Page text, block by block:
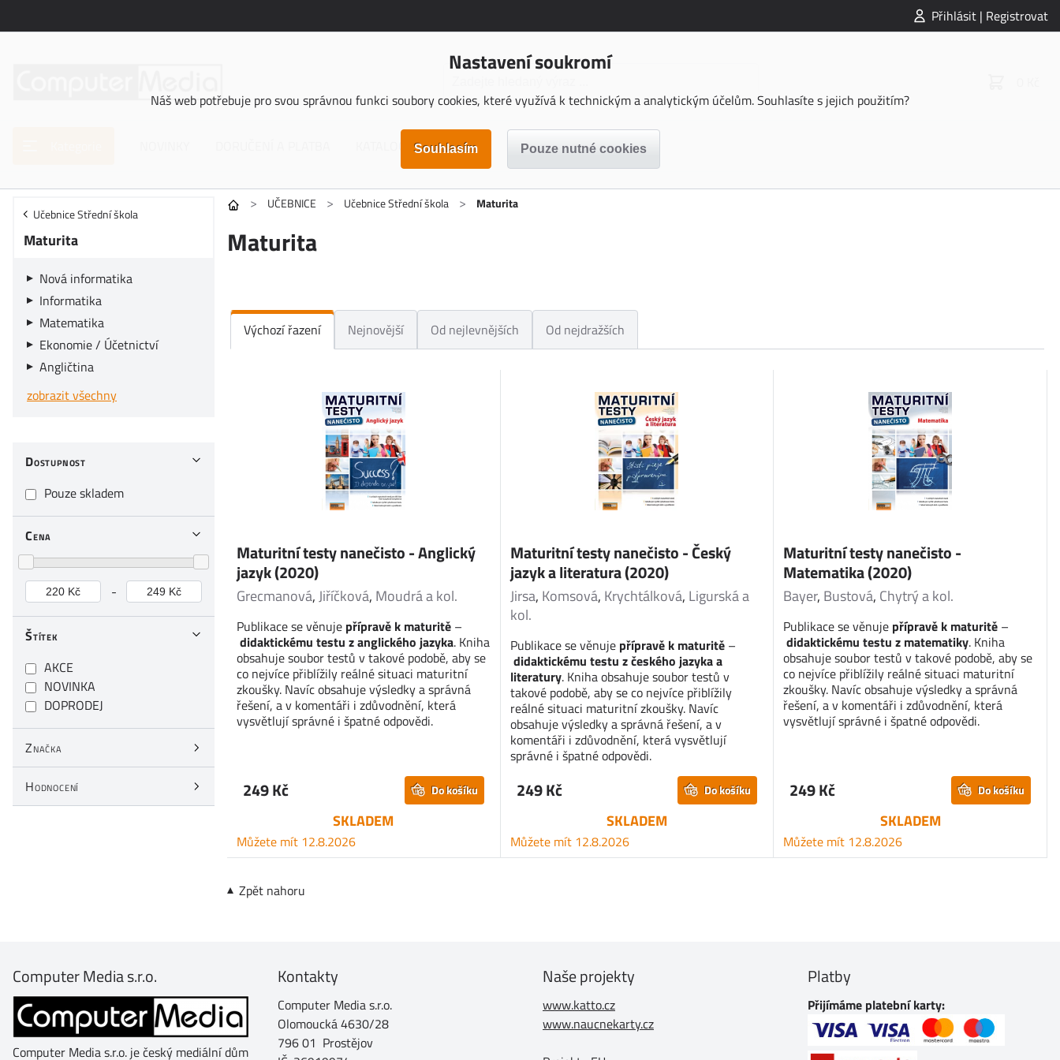
Přihlásit | Registrovat
Nastavení soukromí
Náš web potřebuje pro svou správnou funkci soubory cookies, které využívá k technickým a analytickým účelům. Souhlasíte s jejich použitím?
KATALOGY KE STAŽENÍ
> UČEBNICE > Učebnice Střední škola > Maturita
Učebnice Střední škola
Maturita
Nová informatika
Informatika
Matematika
Ekonomie / Účetnictví
Angličtina
zobrazit všechny
Dostupnost
Pouze skladem
Cena
-
Štítek
AKCE
NOVINKA
DOPRODEJ
Značka
Hodnocení
Maturita
Výchozí řazení Nejnovější Od nejlevnějších Od nejdražších
Maturitní testy nanečisto - Anglický
jazyk (2020)
Grecmanová,Jiříčková, Moudrá a kol.
Publikace se věnuje přípravě k maturitě –
didaktickému testu z anglického jazyka. Kniha
obsahuje soubor testů v takové podobě, aby se
co nejvíce přiblížily reálné situaci maturitní
zkoušky. Navíc obsahuje výsledky a správná
řešení, a v komentáři i zdůvodnění, která
vysvětlují správné i špatné odpovědi.
249 Kč Do košíku
SKLADEM
Můžete mít 12.8.2026
Maturitní testy nanečisto - Český
jazyk a literatura (2020)
Jirsa, Komsová, Krychtálková, Ligurská a
kol.
Publikace se věnuje přípravě k maturitě–
didaktickému testu z českého jazyka a
literatury. Kniha obsahuje soubor testů v
takové podobě, aby se co nejvíce přiblížily
reálné situaci maturitní zkoušky. Navíc
obsahuje výsledky a správná řešení, a v
komentáři i zdůvodnění, která vysvětlují
správné i špatné odpovědi.
249 Kč Do košíku
SKLADEM
Můžete mít 12.8.2026
Maturitní testy nanečisto -
Matematika (2020)
Bayer, Bustová, Chytrý a kol.
Publikace se věnuje přípravě k maturitě –
didaktickému testu z matematiky. Kniha
obsahuje soubor testů v takové podobě, aby se
co nejvíce přiblížily reálné situaci maturitní
zkoušky. Navíc obsahuje výsledky a správná
řešení, a v komentáři i zdůvodnění, která
vysvětlují správné i špatné odpovědi.
249 Kč Do košíku
SKLADEM
Můžete mít 12.8.2026
Zpět nahoru
Computer Media s.r.o.
Computer Media s.r.o. je český mediální dům
Kontakty
Computer Media s.r.o.
Olomoucká 4630/28
796 01 Prostějov
Naše projekty
www.katto.cz
www.naucnekarty.cz
Platby
Přijímáme platební karty: